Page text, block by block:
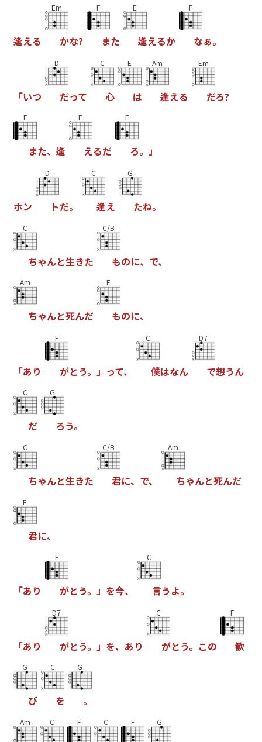
逢える
Em
かな?
F
また
E
逢えるか
F
なぁ。
「いつ
D
だって
C
心
E
は
Am
逢える
Em
だろ?
F
また、 逢
E
えるだ
F
ろ。 」
ホン
D
トだ。
C
逢え
G
たね。
C
ちゃんと生きた
C/B
ものに、 で、
Am
ちゃんと死んだ
E
ものに、
「あ り
F
がとう。 」 って、
C
僕はなん
D7
で想うん
C
だ
G
ろう。
C
ちゃんと生きた
C/B
君に、 で、
Am
ちゃんと死んだ
E
君に、
「あ り
F
がとう。 」 を今、
C
言う よ。
「あ り
D7
がとう。 」 を、 あ り
C
がとう。 この
F
歓
G
び
C
を
G
。
Am C F C F G